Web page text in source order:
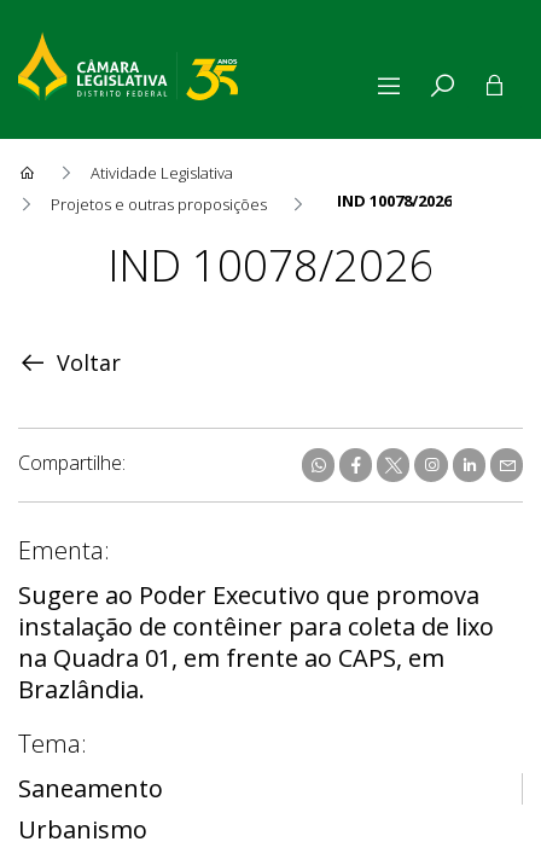
Atividade Legislativa
Projetos e outras proposições
IND 10078/2026
ProposiçãoIND 10078/2026
Voltar
Compartilhe:
Ementa:
Sugere ao Poder Executivo que promova
instalação de contêiner para coleta de lixo
na Quadra 01, em frente ao CAPS, em
Brazlândia.
Tema:
Saneamento
Urbanismo